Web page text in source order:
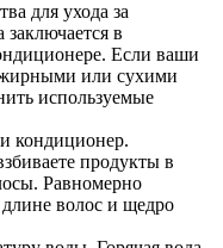
для ухода за
в
Если ваши
или сухими
используемые
кондиционер.
продукты в
Равномерно
длине волос и щедро